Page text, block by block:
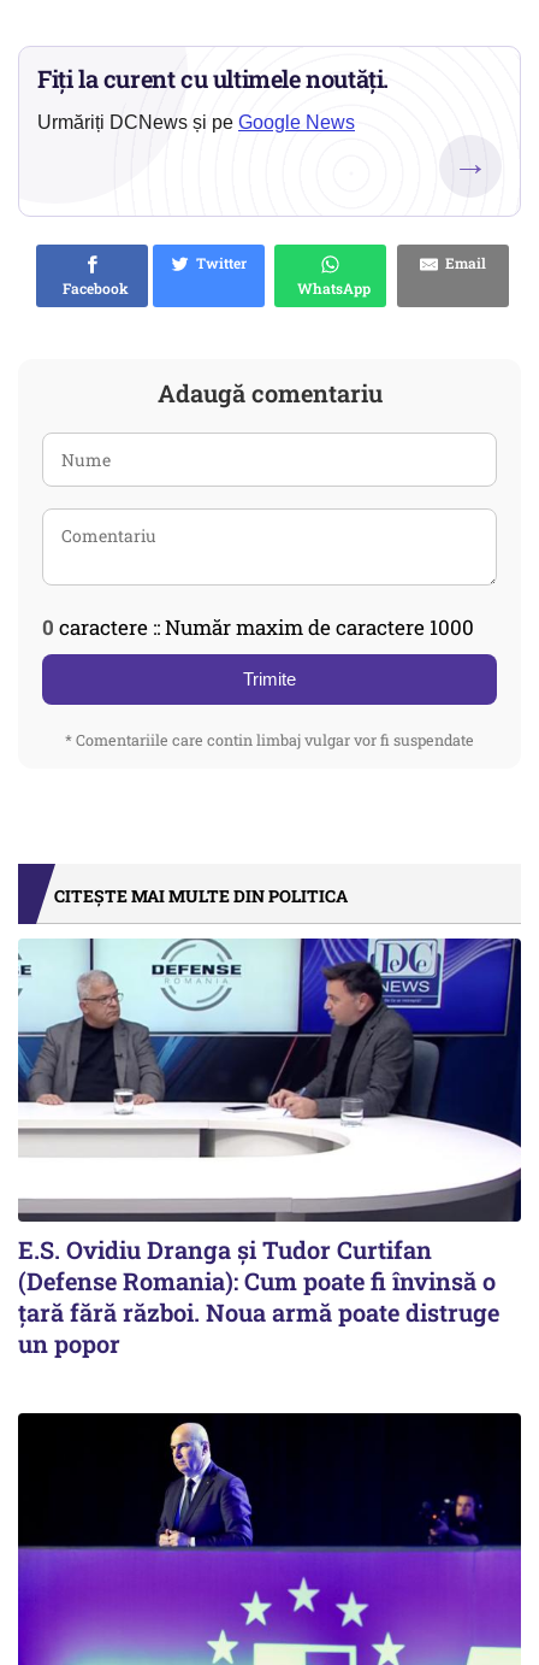
Fiți la curent cu ultimele noutăți.
Urmăriți DCNews și pe Google News
→
Facebook
Twitter
WhatsApp
Email
Adaugă comentariu
0 caractere :: Număr maxim de caractere 1000
Trimite
* Comentariile care contin limbaj vulgar vor fi suspendate
CITEȘTE MAI MULTE DIN POLITICA
E.S. Ovidiu Dranga și Tudor Curtifan
(Defense Romania): Cum poate fi învinsă o
țară fără război. Noua armă poate distruge
un popor